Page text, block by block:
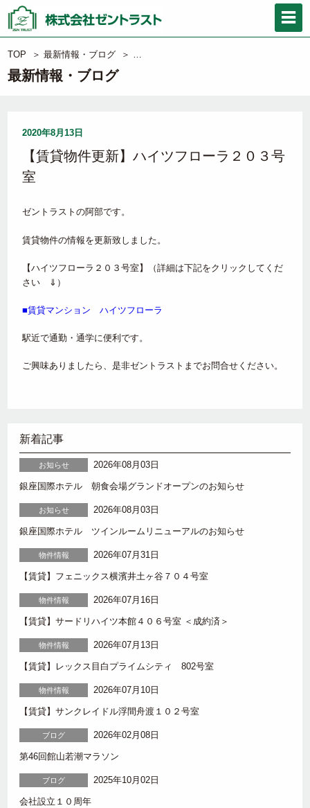
TOP ＞ 最新情報・ブログ ＞
最新情報・ブログ
2020年8月13日
【賃貸物件更新】ハイツフローラ２０３号
室
ゼントラストの阿部です。
賃貸物件の情報を更新致しました。
【ハイツフローラ２０３号室】（詳細は下記をクリックしてくだ
さい ⇓）
■賃貸マンション ハイツフローラ
駅近で通勤・通学に便利です。
ご興味ありましたら、是非ゼントラストまでお問合せください。
新着記事
お知らせ 2026年08月03日
銀座国際ホテル 朝食会場グランドオープンのお知らせ
お知らせ 2026年08月03日
銀座国際ホテル ツインルームリニューアルのお知らせ
物件情報 2026年07月31日
【賃貸】フェニックス横濱井土ヶ谷７０４号室
物件情報 2026年07月16日
【賃貸】サードリハイツ本館４０６号室 ＜成約済＞
物件情報 2026年07月13日
【賃貸】レックス目白プライムシティ 802号室
物件情報 2026年07月10日
【賃貸】サンクレイドル浮間舟渡１０２号室
ブログ 2026年02月08日
第46回館山若潮マラソン
ブログ 2025年10月02日
会社設立１０周年